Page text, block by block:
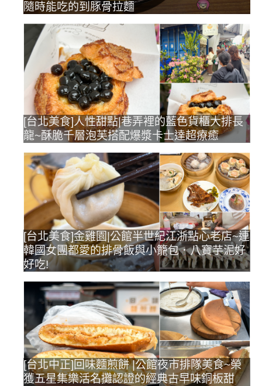
隨時能吃的到豚骨拉麵
[台北美食]人性甜點|巷弄裡的藍色貨櫃大排長
龍~酥脆千層泡芙搭配爆漿卡士達超療癒
[台北美食]金雞園|公館半世紀江浙點心老店~連
韓國女團都愛的排骨飯與小籠包．八寶芋泥好
好吃!
[台北中正]回味麵煎餅 |公館夜市排隊美食~榮
獲五星集樂活名攤認證的經典古早味銅板甜